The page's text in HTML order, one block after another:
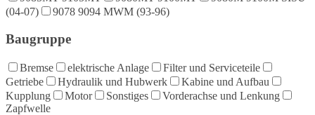
(04-07)
9078 9094 MWM (93-96)
Baugruppe
Bremse elektrische Anlage
Filter und Serviceteile
Getriebe
Hydraulik und Hubwerk
Kabine und Aufbau
Kupplung
Motor Sonstiges
Vorderachse und Lenkung
Zapfwelle